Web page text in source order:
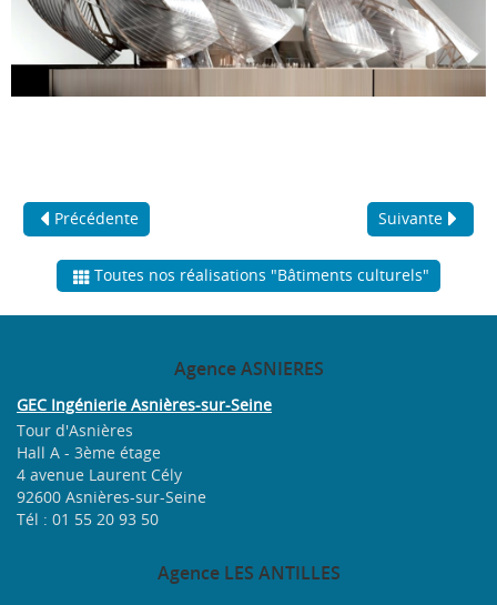
Précédente
Toutes nos réalisations "Bâtiments culturels"
Suivante
AgenceASNIERES
GEC Ingénierie Asnières-sur-Seine
Tour d'Asnières
Hall A - 3ème étage
4 avenue Laurent Cély
92600 Asnières-sur-Seine
Tél : 01 55 20 93 50
AgenceLES ANTILLES